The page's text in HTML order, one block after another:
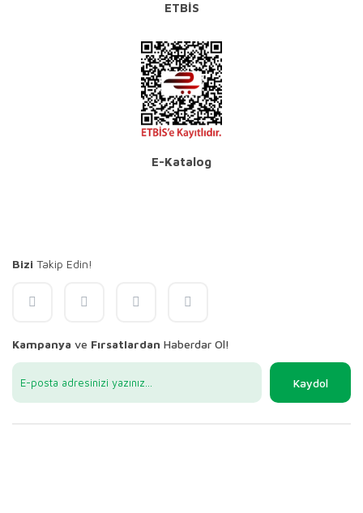
ETBİS
E-Katalog
Bizi Takip Edin!
Kampanya ve Fırsatlardan Haberdar Ol!
Kaydol